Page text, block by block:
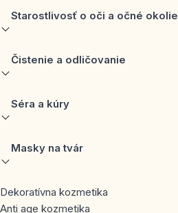
Starostlivosť o oči a očné okolie
Čistenie a odličovanie
Séra a kúry
Masky na tvár
Dekoratívna kozmetika
Anti age kozmetika